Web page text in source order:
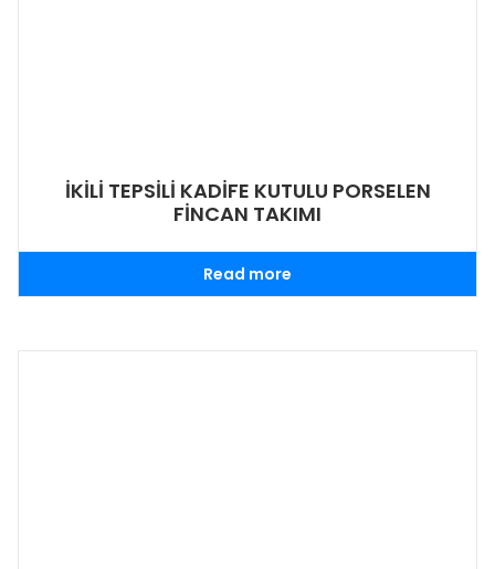
İKİLİ TEPSİLİ KADİFE KUTULU PORSELEN
FİNCAN TAKIMI
Read more